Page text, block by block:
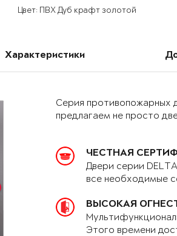
Цвет: ПВХ Дуб крафт золотой
Характеристики
Серия противопожарных
предлагаем не просто
ЧЕСТНАЯ
Двери серии
все необходимые
ВЫСОКАЯ
Этого времени